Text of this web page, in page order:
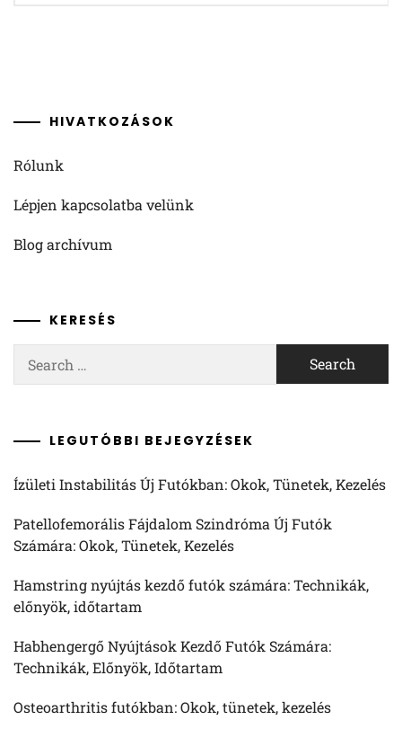
HIVATKOZÁSOK
Rólunk
Lépjen kapcsolatba velünk
Blog archívum
KERESÉS
for:
LEGUTÓBBI BEJEGYZÉSEK
Ízületi Instabilitás Új Futókban: Okok, Tünetek, Kezelés
Patellofemorális Fájdalom Szindróma Új Futók
Számára: Okok, Tünetek, Kezelés
Hamstring nyújtás kezdő futók számára: Technikák,
előnyök, időtartam
Habhengergő Nyújtások Kezdő Futók Számára:
Technikák, Előnyök, Időtartam
Osteoarthritis futókban: Okok, tünetek, kezelés